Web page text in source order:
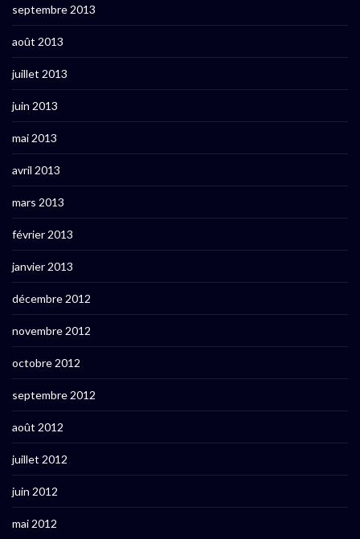
septembre 2013
août 2013
juillet 2013
juin 2013
mai 2013
avril 2013
mars 2013
février 2013
janvier 2013
décembre 2012
novembre 2012
octobre 2012
septembre 2012
août 2012
juillet 2012
juin 2012
mai 2012